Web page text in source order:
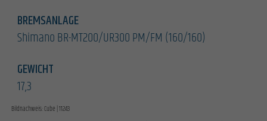
BREMSANLAGE
Shimano BR-MT200/UR300 PM/FM (160/160)
GEWICHT
17,3
Bildnachweis: Cube | 11243